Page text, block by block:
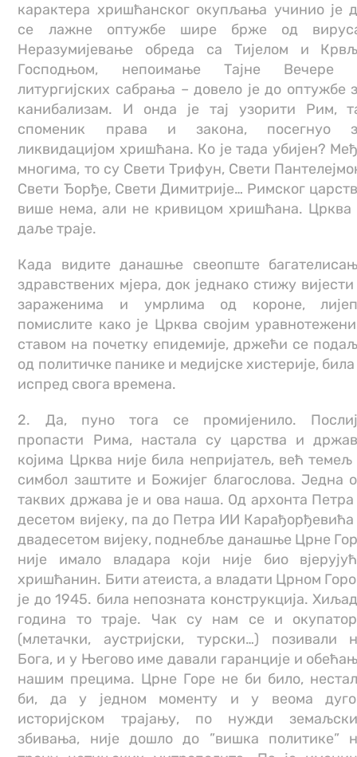
карактера хришћанског окупљања учинио је
се лажне оптужбе шире брже од
Неразумијевање обреда са Тијелом и
Господњом, непоимање Тајне Вечере
литургијских сабрања – довело је до оптужбе
канибализам. И онда је тај узорити Рим,
споменик права и закона, посегнуо
ликвидацијом хришћана. Ко је тада убијен?
многима, то су Свети Трифун, Свети
Свети Ђорђе, Свети Димитрије… Римског
више нема, али не кривицом хришћана. Црква
даље траје.
Када видите данашње свеопште
здравствених мјера, док једнако стижу
зараженима и умрлима од короне,
помислите како је Црква својим
ставом на почетку епидемије, држећи се
од политичке панике и медијске хистерије,
испред свога времена.
2. Да, пуно тога се промијенило.
пропасти Рима, настала су царства и
којима Црква није била непријатељ, већ темељ
симбол заштите и Божијег благослова. Једна
таквих држава је и ова наша. Од архонта Петра
десетом вијеку, па до Петра ИИ Карађорђевића
двадесетом вијеку, поднебље данашње Црне
није имало владара који није био
хришћанин. Бити атеиста, а владати Црном
је до 1945. била непозната конструкција.
година то траје. Чак су нам се и
(млетачки, аустријски, турски…) позивали
Бога, и у Његово име давали гаранције и
нашим прецима. Црне Горе не би било,
би, да у једном моменту и у веома
историјском трајању, по нужди
збивања, није дошло до ”вишка политике”